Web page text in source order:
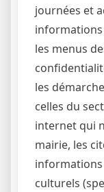
journées et
les menus
les
celles du
internet qui
mairie, les
informations
culturels